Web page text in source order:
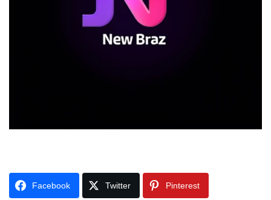
Facebook Twitter Pinterest